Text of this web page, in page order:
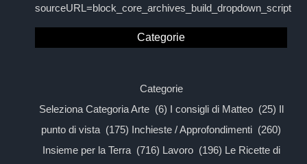
sourceURL=block_core_archives_build_dropdown_script
Categorie
Categorie
Seleziona Categoria Arte (6) I consigli di Matteo (25) Il
punto di vista (175) Inchieste / Approfondimenti (260)
Insieme per la Terra (716) Lavoro (196) Le Ricette di